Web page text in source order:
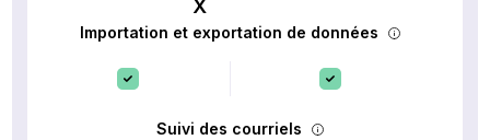
Importation et exportation de données
Suivi des courriels